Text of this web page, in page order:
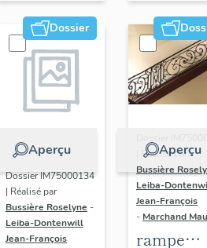
Dossier
Aperçu
Dossier IM75000134
| Réalisé par
Bussière Roselyne -
Leiba-Dontenwill
Jean-François
Aperçu
| Réalisé par
Bussière
Leiba-
Jean-François
- Marchand
rampe